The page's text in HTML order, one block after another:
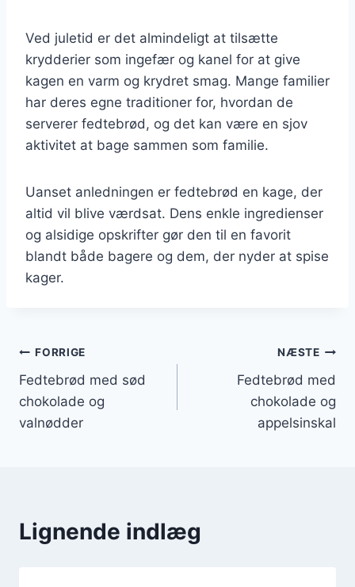
Ved juletid er det almindeligt at tilsætte
krydderier som ingefær og kanel for at give
kagen en varm og krydret smag. Mange familier
har deres egne traditioner for, hvordan de
serverer fedtebrød, og det kan være en sjov
aktivitet at bage sammen som familie.
Uanset anledningen er fedtebrød en kage, der
altid vil blive værdsat. Dens enkle ingredienser
og alsidige opskrifter gør den til en favorit
blandt både bagere og dem, der nyder at spise
kager.
Indlægsnavigation
FORRIGE
Fedtebrød med sød
chokolade og
valnødder
NÆSTE
Fedtebrød med
chokolade og
appelsinskal
Lignende indlæg